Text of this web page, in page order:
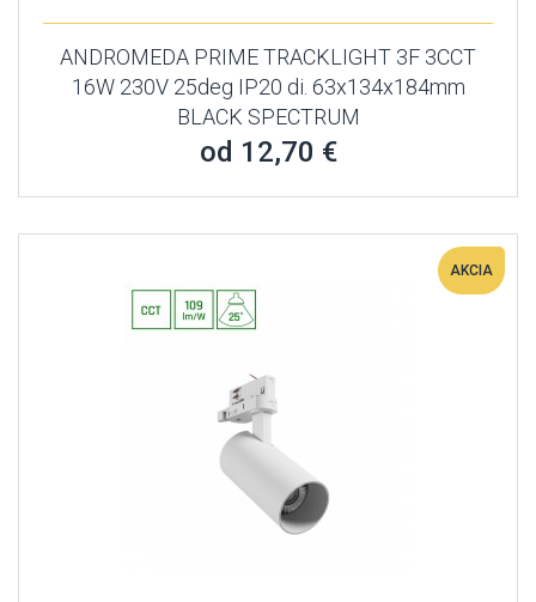
ANDROMEDA PRIME TRACKLIGHT 3F 3CCT
16W 230V 25deg IP20 di. 63x134x184mm
BLACK SPECTRUM
od 12,70 €
AKCIA